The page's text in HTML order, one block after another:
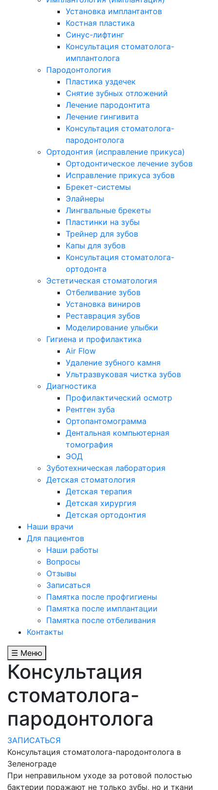
Установка имплантантов
Костная пластика
Синус-лифтинг
Консультация стоматолога-
имплантолога
Пародонтология
Пластика уздечек
Снятие зубных отложений
Лечение пародонтита
Лечение гингивита
Консультация стоматолога-
пародонтолога
Ортодонтия (исправление прикуса)
Ортодонтическое лечение зубов
Исправление прикуса зубов
Брекет-системы
Элайнеры
Лингвальные брекеты
Пластинки на зубы
Трейнер для зубов
Капы для зубов
Консультация стоматолога-
ортодонта
Эстетическая стоматология
Отбеливание зубов
Установка виниров
Реставрация зубов
Моделирование улыбки
Гигиена и профилактика
Air Flow
Удаление зубного камня
Ультразвуковая чистка зубов
Диагностика
Профилактический осмотр
Рентген зуба
Ортопантомограмма
Дентальная компьютерная
томография
ЭОД
Зуботехническая лаборатория
Детская стоматология
Детская терапия
Детская хирургия
Детская ортодонтия
Наши врачи
Для пациентов
Наши работы
Вопросы
Отзывы
Записаться
Памятка после профгигиены
Памятка после имплантации
Памятка после отбеливания
Контакты
☰ Меню
Консультация
стоматолога-
пародонтолога
ЗАПИСАТЬСЯ
Консультация стоматолога-пародонтолога в
Зеленограде
При неправильном уходе за ротовой полостью
бактерии поражают не только зубы, но и ткани